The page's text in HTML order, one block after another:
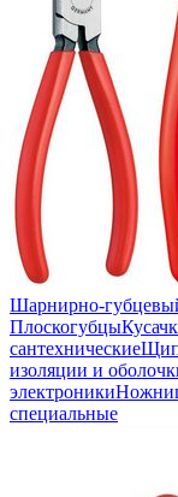
Шарнирно-
Плоскогубцы
сантехнические
изоляции и
электроники
специальные